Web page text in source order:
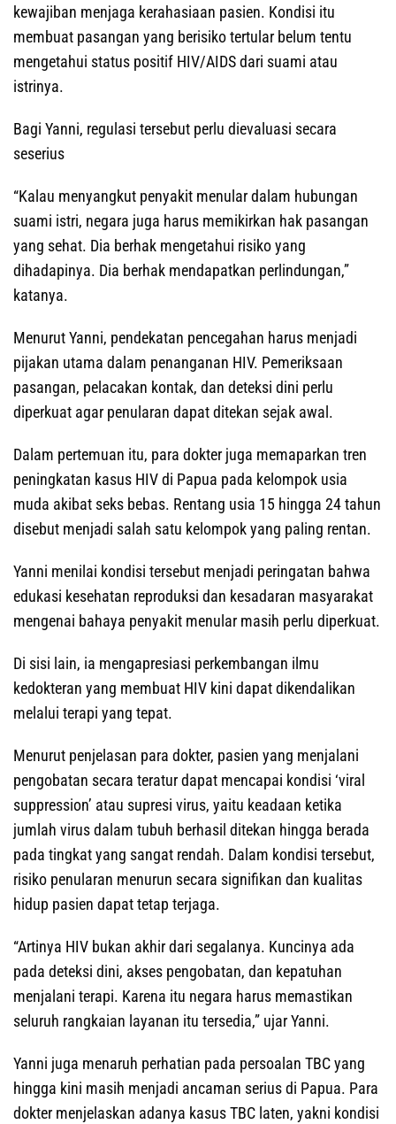
kewajiban menjaga kerahasiaan pasien. Kondisi itu
membuat pasangan yang berisiko tertular belum tentu
mengetahui status positif HIV/AIDS dari suami atau
istrinya.
Bagi Yanni, regulasi tersebut perlu dievaluasi secara
seserius
“Kalau menyangkut penyakit menular dalam hubungan
suami istri, negara juga harus memikirkan hak pasangan
yang sehat. Dia berhak mengetahui risiko yang
dihadapinya. Dia berhak mendapatkan perlindungan,”
katanya.
Menurut Yanni, pendekatan pencegahan harus menjadi
pijakan utama dalam penanganan HIV. Pemeriksaan
pasangan, pelacakan kontak, dan deteksi dini perlu
diperkuat agar penularan dapat ditekan sejak awal.
Dalam pertemuan itu, para dokter juga memaparkan tren
peningkatan kasus HIV di Papua pada kelompok usia
muda akibat seks bebas. Rentang usia 15 hingga 24 tahun
disebut menjadi salah satu kelompok yang paling rentan.
Yanni menilai kondisi tersebut menjadi peringatan bahwa
edukasi kesehatan reproduksi dan kesadaran masyarakat
mengenai bahaya penyakit menular masih perlu diperkuat.
Di sisi lain, ia mengapresiasi perkembangan ilmu
kedokteran yang membuat HIV kini dapat dikendalikan
melalui terapi yang tepat.
Menurut penjelasan para dokter, pasien yang menjalani
pengobatan secara teratur dapat mencapai kondisi ‘viral
suppression’ atau supresi virus, yaitu keadaan ketika
jumlah virus dalam tubuh berhasil ditekan hingga berada
pada tingkat yang sangat rendah. Dalam kondisi tersebut,
risiko penularan menurun secara signifikan dan kualitas
hidup pasien dapat tetap terjaga.
“Artinya HIV bukan akhir dari segalanya. Kuncinya ada
pada deteksi dini, akses pengobatan, dan kepatuhan
menjalani terapi. Karena itu negara harus memastikan
seluruh rangkaian layanan itu tersedia,” ujar Yanni.
Yanni juga menaruh perhatian pada persoalan TBC yang
hingga kini masih menjadi ancaman serius di Papua. Para
dokter menjelaskan adanya kasus TBC laten, yakni kondisi